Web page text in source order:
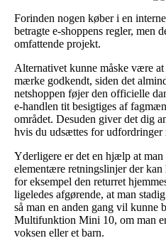
Forinden nogen køber i en
betragte e-shoppens regler, men
omfattende projekt.
Alternativet kunne måske være
mærke godkendt, siden det
netshoppen føjer den officielle
e-handlen tit besigtiges af
området. Desuden giver det dig
hvis du udsættes for udfordringer
Yderligere er det en hjælp at
elementære retningslinjer der
for eksempel den returret
ligeledes afgørende, at man
så man en anden gang vil kunne
Multifunktion Mini 10, om man
voksen eller et barn.